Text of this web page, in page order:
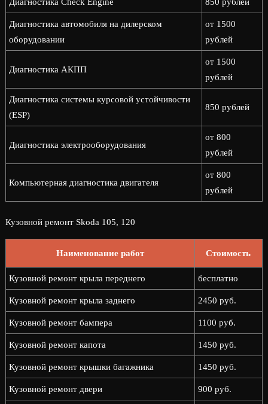
Диагностика автомобиля на дилерском
оборудовании
от 1500
рублей
Диагностика АКПП
от 1500
рублей
Диагностика системы курсовой устойчивости
(ESP)
850 рублей
Диагностика электрооборудования
от 800
рублей
Компьютерная диагностика двигателя
от 800
рублей
Кузовной ремонт Skoda 105, 120
Наименование работ Стоимость
Кузовной ремонт крыла переднего бесплатно
Кузовной ремонт крыла заднего 2450 руб.
Кузовной ремонт бампера 1100 руб.
Кузовной ремонт капота 1450 руб.
Кузовной ремонт крышки багажника 1450 руб.
Кузовной ремонт двери 900 руб.